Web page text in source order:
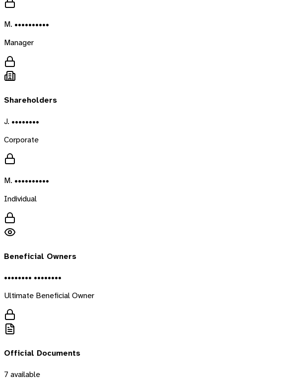
M. ••••••••••
Manager
Shareholders
J. ••••••••
Corporate
M. ••••••••••
Individual
Beneficial Owners
•••••••• ••••••••
Ultimate Beneficial Owner
Official Documents
7 available